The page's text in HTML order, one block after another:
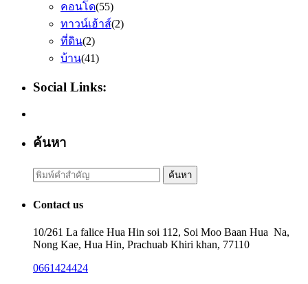
คอนโด(55)
ทาวน์เฮ้าส์(2)
ที่ดิน(2)
บ้าน(41)
Social Links:
ค้นหา
Search
for:
ค้นหา
Contact us
10/261 La falice Hua Hin soi 112, Soi Moo Baan Hua Na,
Nong Kae, Hua Hin, Prachuab Khiri khan, 77110
0661424424